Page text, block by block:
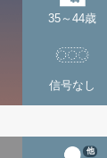
35～44歳
信号なし
他